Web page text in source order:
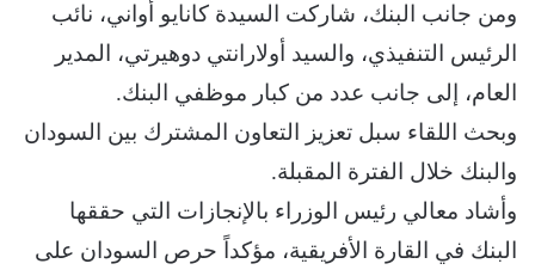
ومن جانب البنك، شاركت السيدة كانايو أواني، نائب
الرئيس التنفيذي، والسيد أولارانتي دوهيرتي، المدير
العام، إلى جانب عدد من كبار موظفي البنك.
وبحث اللقاء سبل تعزيز التعاون المشترك بين السودان
والبنك خلال الفترة المقبلة.
وأشاد معالي رئيس الوزراء بالإنجازات التي حققها
البنك في القارة الأفريقية، مؤكداً حرص السودان على